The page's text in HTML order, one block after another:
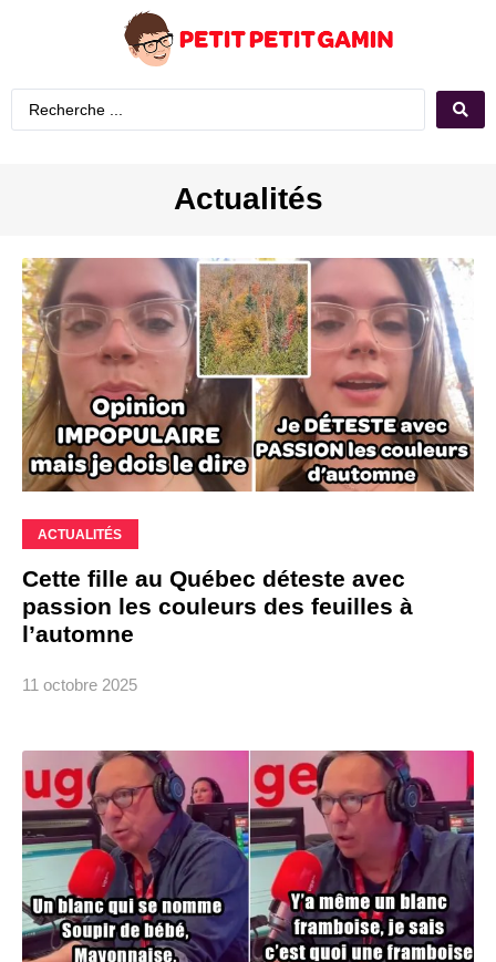
Actualités
ACTUALITÉS
Cette fille au Québec déteste avec
passion les couleurs des feuilles à
l’automne
11 octobre 2025